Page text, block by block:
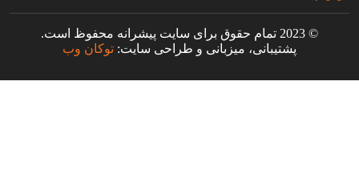
© 2023 تمام حقوق برای سایت پیشرانه محفوظ است.
پشتیبانی، میزبانی و طراحی سایت: توکان وب